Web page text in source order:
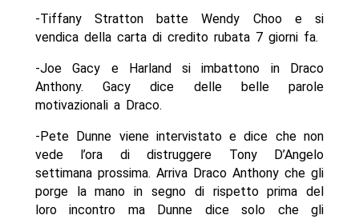
-Tiffany Stratton batte Wendy Choo e si
vendica della carta di credito rubata 7 giorni fa.
-Joe Gacy e Harland si imbattono in Draco
Anthony. Gacy dice delle belle parole
motivazionali a Draco.
-Pete Dunne viene intervistato e dice che non
vede l’ora di distruggere Tony D’Angelo
settimana prossima. Arriva Draco Anthony che gli
porge la mano in segno di rispetto prima del
loro incontro ma Dunne dice solo che gli